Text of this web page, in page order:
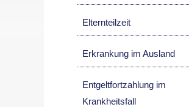
Elternteilzeit
Erkrankung im Ausland
Entgeltfortzahlung im
Krankheitsfall